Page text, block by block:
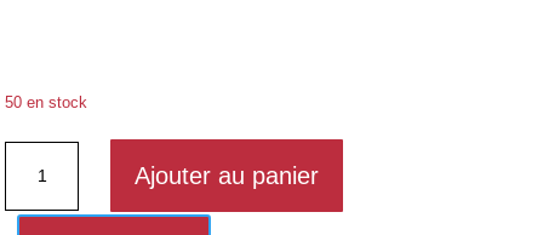
50 en stock
Reuilly
Ajouter au panier